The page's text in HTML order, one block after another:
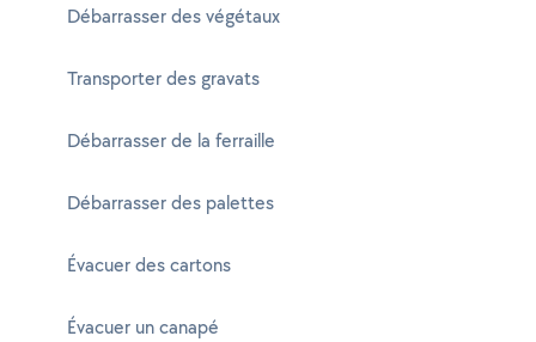
Débarrasser des végétaux
Transporter des gravats
Débarrasser de la ferraille
Débarrasser des palettes
Évacuer des cartons
Évacuer un canapé